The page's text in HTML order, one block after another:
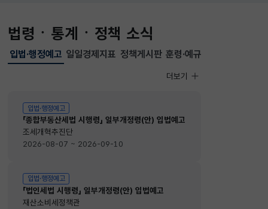
법령ㆍ통계ㆍ정책 소식
입법·행정예고
선택됨
입법·행정예고
입법·행정예고
「종합부동산세법 시행령」 일부개정령(안) 입법예고
조세개혁추진단
2026-08-07 ~ 2026-09-10
입법·행정예고
「법인세법 시행령」 일부개정령(안) 입법예고
재산소비세정책관
입법·행정예고
더보기
일일경제지표 정책게시판 훈령·예규